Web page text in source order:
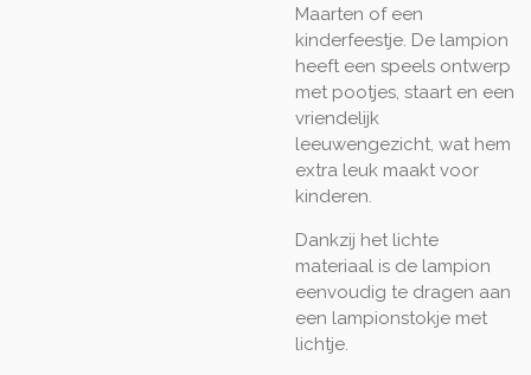
Maarten of een
kinderfeestje. De lampion
heeft een speels ontwerp
met pootjes, staart en een
vriendelijk
leeuwengezicht, wat hem
extra leuk maakt voor
kinderen.
Dankzij het lichte
materiaal is de lampion
eenvoudig te dragen aan
een lampionstokje met
lichtje.